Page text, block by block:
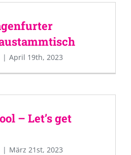
| April 19th, 2023
– Let’s get
| März 21st, 2023